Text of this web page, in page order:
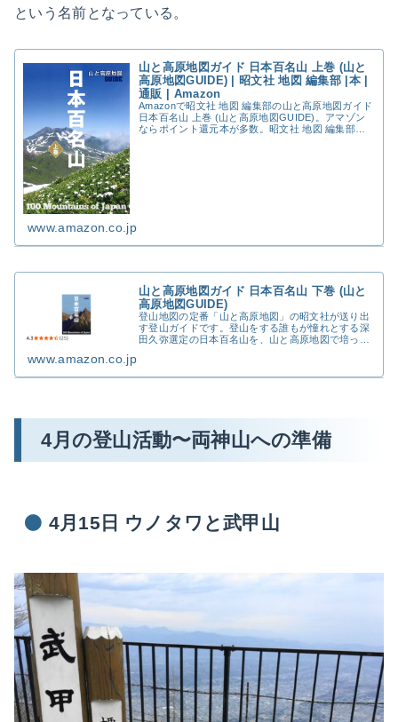
という名前となっている。
山と高原地図ガイド 日本百名山 上巻 (山と
高原地図GUIDE) | 昭文社 地図 編集部 |本 |
通販 | Amazon
Amazonで昭文社 地図 編集部の山と高原地図ガイド
日本百名山 上巻 (山と高原地図GUIDE)。アマゾン
ならポイント還元本が多数。昭文社 地図 編集部作
www.amazon.co.jp
山と高原地図ガイド 日本百名山 下巻 (山と
高原地図GUIDE)
登山地図の定番「山と高原地図」の昭文社が送り出
す登山ガイドです。登山をする誰もが憧れとする深
田久弥選定の日本百名山を、山と高原地図で培った
www.amazon.co.jp
4月の登山活動〜両神山への準備
4月15日 ウノタワと武甲山